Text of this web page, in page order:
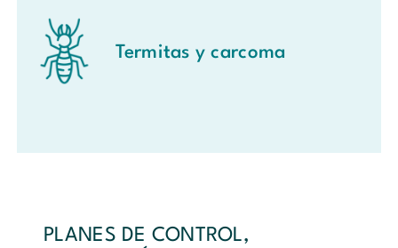
Termitas y carcoma
PLANES DE CONTROL,